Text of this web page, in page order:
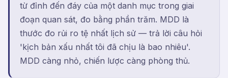
từ đỉnh đến đáy của một danh mục trong giai
đoạn quan sát, đo bằng phần trăm. MDD là
thước đo rủi ro tệ nhất lịch sử — trả lời câu hỏi
'kịch bản xấu nhất tôi đã chịu là bao nhiêu'.
MDD càng nhỏ, chiến lược càng phòng thủ.